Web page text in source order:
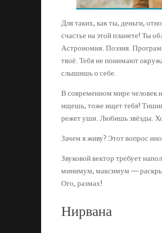
Для таких, как ты, деньги,
счастье на этой планете! Ты
Астрономия. Поэзия.
твоё. Тебя не понимают
слышишь о себе.
В современном мире человек
ищешь, тоже ищет тебя!
режет уши. Любишь звёзды.
Зачем я живу? Этот вопрос
Звуковой вектор требует
минимум, максимум —
Ого, размах!
Нирвана